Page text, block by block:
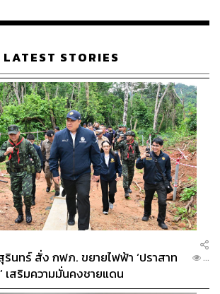
ว้
LATEST STORIES
นทร์ สั่ง กฟภ. ขยายไฟฟ้า ‘ปราสาท
เสริมความมั่นคงชายแดน
...